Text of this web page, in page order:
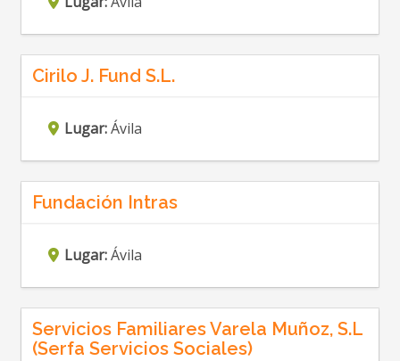
Cirilo J. Fund S.L.
Lugar:Ávila
Fundación Intras
Lugar:Ávila
Servicios Familiares Varela Muñoz, S.L
(Serfa Servicios Sociales)